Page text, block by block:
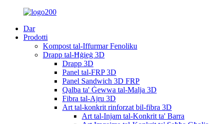
Dar
Prodotti
Kompost tal-Iffurmar Fenoliku
Drapp tal-Ħġieġ 3D
Drapp 3D
Panel tal-FRP 3D
Panel Sandwich 3D FRP
Qalba ta' Ġewwa tal-Malja 3D
Fibra tal-Ajru 3D
Art tal-konkrit rinforzat bil-fibra 3D
Art tal-Injam tal-Konkrit ta' Barra